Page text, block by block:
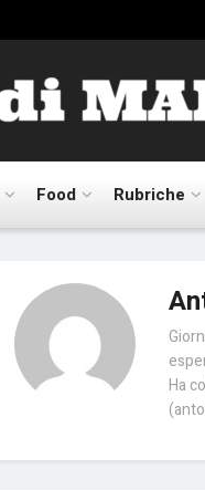
Food Rubriche
Ha